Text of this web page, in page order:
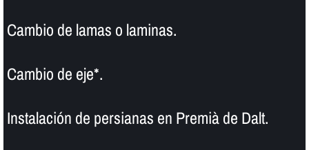
Cambio de lamas o laminas.
Cambio de eje*.
Instalación de persianas en Premià de Dalt.